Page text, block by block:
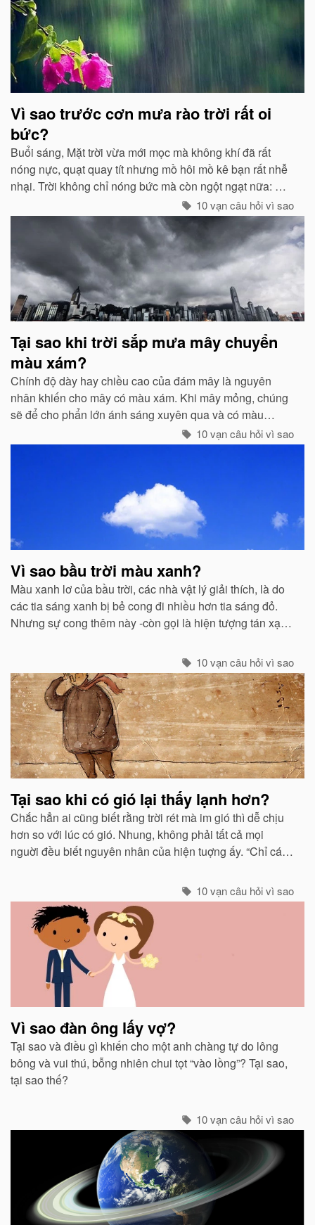
Vì sao trước cơn mưa rào trời rất oi
bức?
Buổi sáng, Mặt trời vừa mới mọc mà không khí đã rất
nóng nực, quạt quay tít nhưng mồ hôi mồ kê bạn rất nhễ
nhại. Trời không chỉ nóng bức mà còn ngột ngạt nữa: Đó
chính là dấu hiệu bắt đẩu của một cơn mưa rào...
10 vạn câu hỏi vì sao
Tại sao khi trời sắp mưa mây chuyển
màu xám?
Chính độ dày hay chiều cao của đám mây là nguyên
nhân khiến cho mây có màu xám. Khi mây mỏng, chúng
sẽ để cho phẩn lớn ánh sáng xuyên qua và có màu
10 vạn câu hỏi vì sao
Vì sao bầu trời màu xanh?
Màu xanh lơ của bầu trời, các nhà vật lý giải thích, là do
các tia sáng xanh bị bẻ cong đi nhiều hơn tia sáng đỏ.
Nhưng sự cong thêm này -còn gọi là hiện tượng tán xạ -
10 vạn câu hỏi vì sao
Tại sao khi có gió lại thấy lạnh hơn?
Chắc hẳn ai cũng biết rằng trời rét mà im gió thì dễ chịu
hơn so với lúc có gió. Nhung, không phải tất cả mọi
nguời đều biết nguyên nhân của hiện tuợng ấy. “Chỉ các
10 vạn câu hỏi vì sao
Vì sao đàn ông lấy vợ?
Tại sao và điều gì khiến cho một anh chàng tự do lông
bông và vui thú, bỗng nhiên chui tọt “vào lồng”? Tại sao,
tại sao thế?
10 vạn câu hỏi vì sao